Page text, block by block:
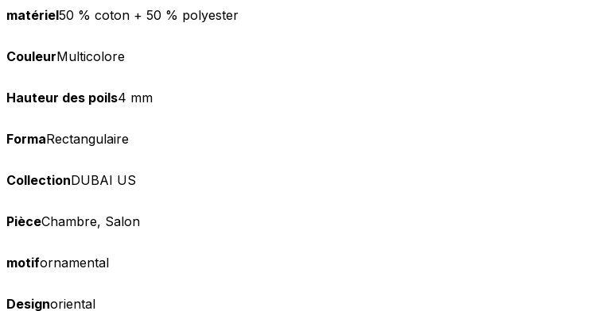
matériel50 % coton + 50 % polyester
CouleurMulticolore
Hauteur des poils4 mm
FormaRectangulaire
CollectionDUBAI US
PièceChambre, Salon
motifornamental
Designoriental